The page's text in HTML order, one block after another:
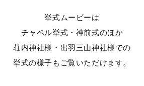
挙式ムービーは
チャペル挙式・神前式のほか
荘内神社様・出羽三山神社様での
挙式の様子もご覧いただけます。